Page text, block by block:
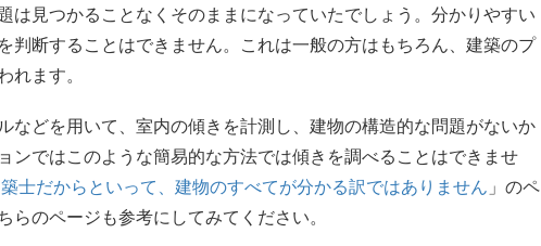
は見つかることなくそのままになっていたでしょう。分かりやすい
判断することはできません。これは一般の方はもちろん、建築のプ
れます。
などを用いて、室内の傾きを計測し、建物の構造的な問題がないか
ンではこのような簡易的な方法では傾きを調べることはできませ
士だからといって、建物のすべてが分かる訳ではありません 」のペ
らのページも参考にしてみてください。